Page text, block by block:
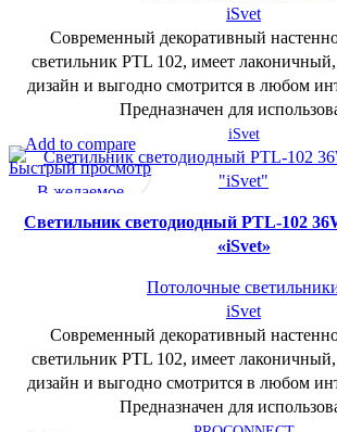
iSvet
Современный декоративный
светильник PTL 102, имеет
дизайн и выгодно смотрится в любом
Предназначен для
iSvet
Add to compare
Быстрый просмотр
В желаемое
Cветильник светодиодный PTL-102
«iSvet»
Потолочные
iSvet
Современный декоративный
светильник PTL 102, имеет
дизайн и выгодно смотрится в любом
Предназначен для